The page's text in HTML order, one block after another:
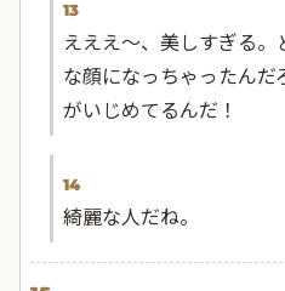
13
えええ〜、美しすぎる
な顔になっちゃったん
がいじめてるんだ！
14
綺麗な人だね。